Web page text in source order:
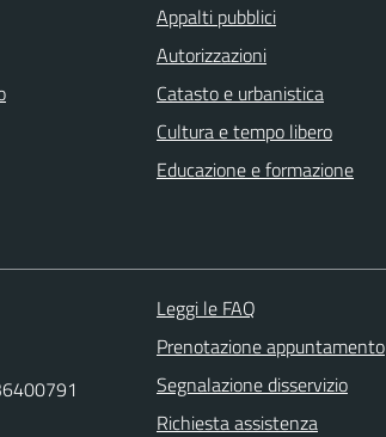
Appalti pubblici
Autorizzazioni
Catasto e urbanistica
Cultura e tempo libero
Educazione e formazione
Leggi le FAQ
Prenotazione appuntamento
Segnalazione disservizio
Richiesta assistenza